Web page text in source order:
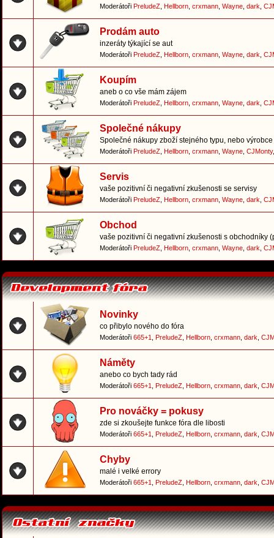
Moderátoři PreludeZ Hellborn crxmann Wayne dark
Prodám auto
inzeráty týkající se aut
Moderátoři PreludeZ Hellborn crxmann Wayne dark
Koupím
aneb o co vše mám zájem
Moderátoři PreludeZ Hellborn crxmann Wayne dark
Společné nákupy
Společné nákupy zboží stejného typu, nebo
Moderátoři PreludeZ Hellborn crxmann Wayne CJMonty
Servis
vaše pozitivní či negativní zkušenosti se servisy
Moderátoři PreludeZ Hellborn crxmann Wayne dark
Obchod
vaše pozitivní či negativní zkušenosti s obchodníky
Moderátoři PreludeZ Hellborn crxmann Wayne dark
Novinky
co přibylo nového do fóra
Moderátoři 665+1 PreludeZ Hellborn crxmann dark
Náměty
anebo co bych tady rád
Moderátoři 665+1 PreludeZ Hellborn crxmann dark
Pro nováčky = pokusy
zde si zkoušejte funkce fóra dle libosti
Moderátoři 665+1 PreludeZ Hellborn crxmann dark
Chyby
malé i velké errory
Moderátoři 665+1 PreludeZ Hellborn crxmann dark